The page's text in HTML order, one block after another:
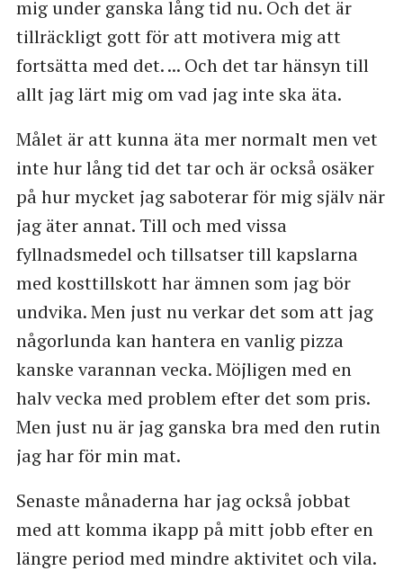
mig under ganska lång tid nu. Och det är
tillräckligt gott för att motivera mig att
fortsätta med det. ... Och det tar hänsyn till
allt jag lärt mig om vad jag inte ska äta.
Målet är att kunna äta mer normalt men vet
inte hur lång tid det tar och är också osäker
på hur mycket jag saboterar för mig själv när
jag äter annat. Till och med vissa
fyllnadsmedel och tillsatser till kapslarna
med kosttillskott har ämnen som jag bör
undvika. Men just nu verkar det som att jag
någorlunda kan hantera en vanlig pizza
kanske varannan vecka. Möjligen med en
halv vecka med problem efter det som pris.
Men just nu är jag ganska bra med den rutin
jag har för min mat.
Senaste månaderna har jag också jobbat
med att komma ikapp på mitt jobb efter en
längre period med mindre aktivitet och vila.